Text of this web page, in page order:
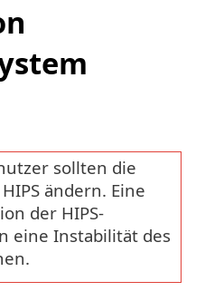
sollten die
ändern. Eine
der HIPS-
eine Instabilität des